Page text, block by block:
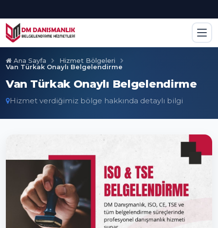
Ana Sayfa
Hizmet Bölgeleri
Van Türkak Onaylı Belgelendirme
Van Türkak Onaylı Belgelendirme
Hizmet verdiğimiz bölge hakkında detaylı bilgi